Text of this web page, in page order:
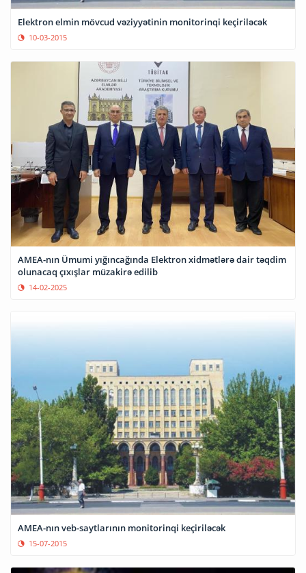
Elektron elmin mövcud vəziyyətinin monitorinqi keçiriləcək
10-03-2015
AMEA-nın Ümumi yığıncağında Elektron xidmətlərə dair təqdim
olunacaq çıxışlar müzakirə edilib
14-02-2025
AMEA-nın veb-saytlarının monitorinqi keçiriləcək
15-07-2015